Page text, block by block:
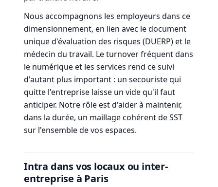
Nous accompagnons les employeurs dans ce
dimensionnement, en lien avec le document
unique d'évaluation des risques (DUERP) et le
médecin du travail. Le turnover fréquent dans
le numérique et les services rend ce suivi
d'autant plus important : un secouriste qui
quitte l'entreprise laisse un vide qu'il faut
anticiper. Notre rôle est d'aider à maintenir,
dans la durée, un maillage cohérent de SST
sur l'ensemble de vos espaces.
Intra dans vos locaux ou inter-
entreprise à Paris